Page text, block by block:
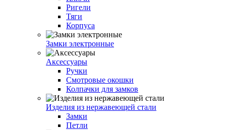
Ригели
Тяги
Корпуса
Замки электронные
Аксессуары
Ручки
Смотровые окошки
Колпачки для замков
Изделия из нержавеющей стали
Замки
Петли